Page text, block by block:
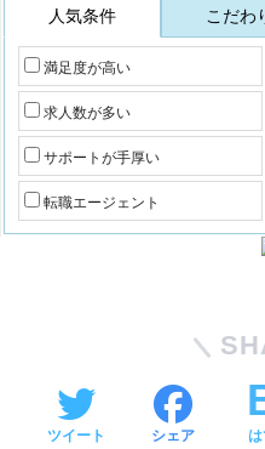
人気条件 こだわ
満足度が高い
求人数が多い
サポートが手厚い
転職エージェント
ツイート シェア